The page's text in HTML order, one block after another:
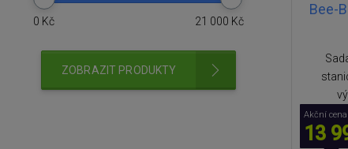
Bee-
Akční cena
13
0 Kč 21 000 Kč
ZOBRAZIT PRODUKTY